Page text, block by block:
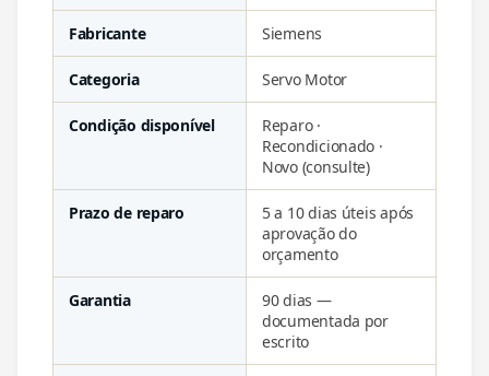
Fabricante Siemens
Categoria Servo Motor
Condição disponível
Reparo ·
Recondicionado ·
Novo (consulte)
Prazo de reparo
5 a 10 dias úteis após
aprovação do
orçamento
Garantia
90 dias —
documentada por
escrito